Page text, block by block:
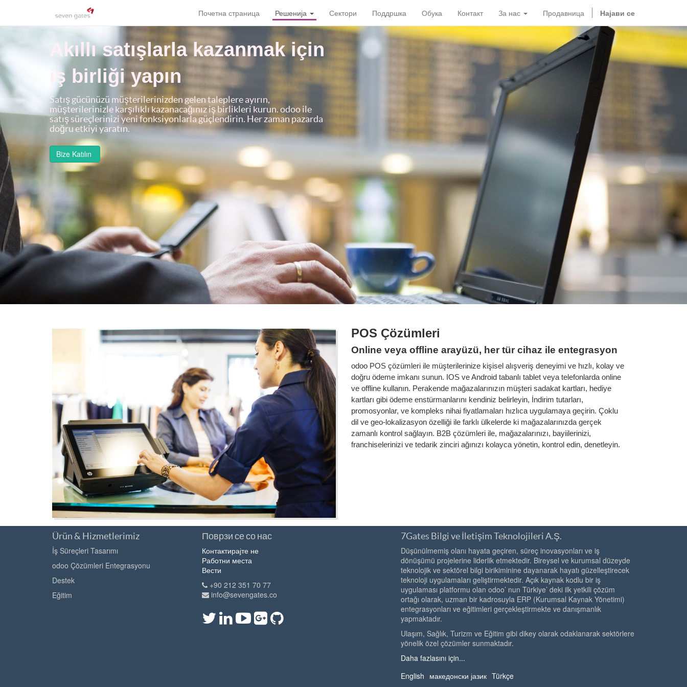
Почетна страница Решенија Сектори Поддршка Обука Контакт За нас Продавница Најави се
Akıllı satışlarla kazanmak için
iş birliği yapın
Satış gücünüzü müşterilerinizden gelen taleplere ayırın,
müşterilerinizle karşılıklı kazanacağınız iş birlikleri kurun. odoo ile
satış süreçlerinizi yeni fonksiyonlarla güçlendirin. Her zaman pazarda
doğru etkiyi yaratın.
Bize Katılın
POS Çözümleri
Online veya offline arayüzü, her tür cihaz ile entegrasyon
odoo POS çözümleri ile müşterilerinize kişisel alışveriş deneyimi ve hızlı, kolay ve
doğru ödeme imkanı sunun. IOS ve Android tabanlı tablet veya telefonlarda online
ve offline kullanın. Perakende mağazalarınızın müşteri sadakat kartları, hediye
kartları gibi ödeme enstürmanlarını kendiniz belirleyin, İndirim tutarları,
promosyonlar, ve kompleks nihai fiyatlamaları hızlıca uygulamaya geçirin. Çoklu
dil ve geo-lokalizasyon özelliği ile farklı ülkelerde ki mağazalarınızda gerçek
zamanlı kontrol sağlayın. B2B çözümleri ile, mağazalarınızı, bayiilerinizi,
franchiselerinizi ve tedarik zinciri ağınızı kolayca yönetin, kontrol edin, denetleyin.
Ürün & Hizmetlerimiz
İş Süreçleri Tasarımı
odoo Çözümleri Entegrasyonu
Destek
Eğitim
Поврзи се со нас
Контактирајте не
Работни места
Вести
+90 212 351 70 77
info@sevengates.co
7Gates Bilgi ve İletişim Teknolojileri A.Ş.
Düşünülmemiş olanı hayata geçiren, süreç inovasyonları ve iş
dönüşümü projelerine liderlik etmektedir. Bireysel ve kurumsal düzeyde
teknolojik ve sektörel bilgi birikiminine dayanarak hayatı güzelleştirecek
teknoloji uygulamaları geliştirmektedir. Açık kaynak kodlu bir iş
uygulaması platformu olan odoo’ nun Türkiye’ deki ilk yetkili çözüm
ortağı olarak, uzman bir kadrosuyla ERP (Kurumsal Kaynak Yönetimi)
entegrasyonları ve eğitimleri gerçekleştirmekte ve danışmanlık
yapmaktadır.
Ulaşım, Sağlık, Turizm ve Eğitim gibi dikey olarak odaklanarak sektörlere
yönelik özel çözümler sunmaktadır.
Daha fazlasını için...
English македонски јазик Türkçe